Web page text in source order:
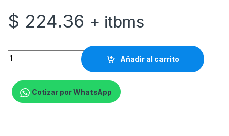
$ 224.36 + itbms
Ubiquiti UniFi 6 Mesh - Punto de acceso inalámbrico - Wi-Fi 6
Añadir al carrito
Cotizar por WhatsApp